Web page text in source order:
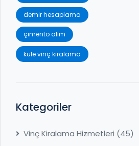
demir hesaplama
çimento alım
kule vinç kiralama
Kategoriler
Vinç Kiralama Hizmetleri (45)